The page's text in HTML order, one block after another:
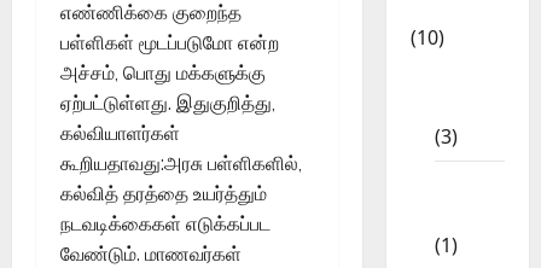
எண்ணிக்கை குறைந்த
பள்ளிகள் மூடப்படுமோ என்ற
அச்சம், பொது மக்களுக்கு
ஏற்பட்டுள்ளது. இதுகுறித்து,
கல்வியாளர்கள்
கூறியதாவது:அரசு பள்ளிகளில்,
கல்வித் தரத்தை உயர்த்தும்
நடவடிக்கைகள் எடுக்கப்பட
வேண்டும். மாணவர்கள்
(10)
(3)
(1)